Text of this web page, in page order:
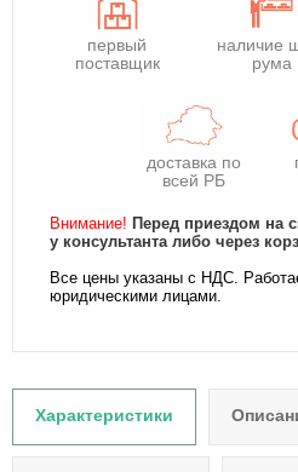
первый
поставщик
наличие
рума
доставка по
всей РБ
Внимание! Перед приездом на
у консультанта либо через
Все цены указаны с НДС.
юридическими лицами.
Характеристики